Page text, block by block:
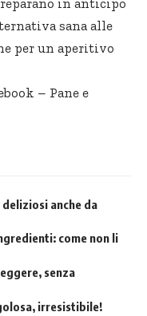
sana alle
per un aperitivo
– Pane e
anche da
come non li
senza
irresistibile!